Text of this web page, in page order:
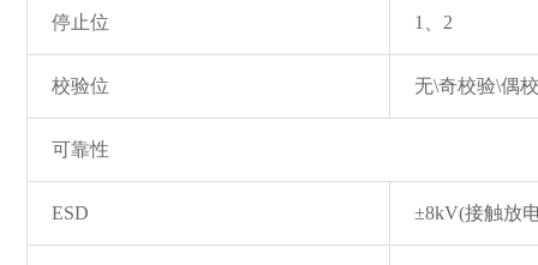
停止位 1、2
校验位 无\奇校验\偶
可靠性
ESD ±8kV(接触放